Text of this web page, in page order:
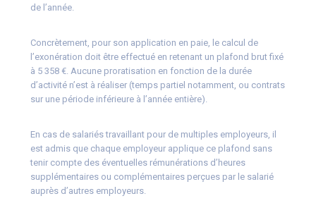
de l’année.
Concrètement, pour son application en paie, le calcul de
l’exonération doit être effectué en retenant un plafond brut fixé
à 5 358 €. Aucune proratisation en fonction de la durée
d’activité n’est à réaliser (temps partiel notamment, ou contrats
sur une période inférieure à l’année entière).
En cas de salariés travaillant pour de multiples employeurs, il
est admis que chaque employeur applique ce plafond sans
tenir compte des éventuelles rémunérations d’heures
supplémentaires ou complémentaires perçues par le salarié
auprès d’autres employeurs.